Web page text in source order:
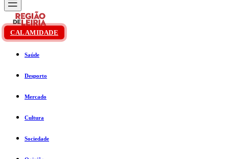
CALAMIDADE
Saúde
Desporto
Mercado
Cultura
Sociedade